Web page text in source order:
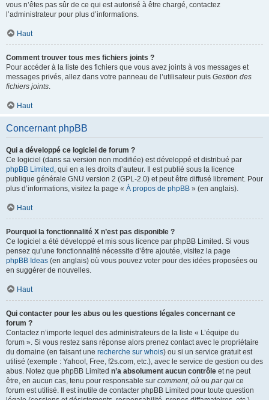
vous n’êtes pas sûr de ce qui est autorisé à être chargé, contactez
l’administrateur pour plus d’informations.
Haut
Comment trouver tous mes fichiers joints ?
Pour accéder à la liste des fichiers que vous avez joints à vos messages et
messages privés, allez dans votre panneau de l’utilisateur puis Gestion des
fichiers joints.
Haut
Concernant phpBB
Qui a développé ce logiciel de forum ?
Ce logiciel (dans sa version non modifiée) est développé et distribué par
phpBB Limited , qui en a les droits d’auteur. Il est publié sous la licence
publique générale GNU version 2 (GPL-2.0) et peut être diffusé librement. Pour
plus d’informations, visitez la page « À propos de phpBB » (en anglais).
Haut
Pourquoi la fonctionnalité X n’est pas disponible ?
Ce logiciel a été développé et mis sous licence par phpBB Limited. Si vous
pensez qu’une fonctionnalité nécessite d’être ajoutée, visitez la page
phpBB Ideas (en anglais) où vous pouvez voter pour des idées proposées ou
en suggérer de nouvelles.
Haut
Qui contacter pour les abus ou les questions légales concernant ce
forum ?
Contactez n’importe lequel des administrateurs de la liste « L’équipe du
forum ». Si vous restez sans réponse alors prenez contact avec le propriétaire
du domaine (en faisant une recherche sur whois) ou si un service gratuit est
utilisé (exemple : Yahoo!, Free, f2s.com, etc.), avec le service de gestion ou des
abus. Notez que phpBB Limited n’a absolument aucun contrôle et ne peut
être, en aucun cas, tenu pour responsable sur comment, où ou par qui ce
forum est utilisé. Il est inutile de contacter phpBB Limited pour toute question